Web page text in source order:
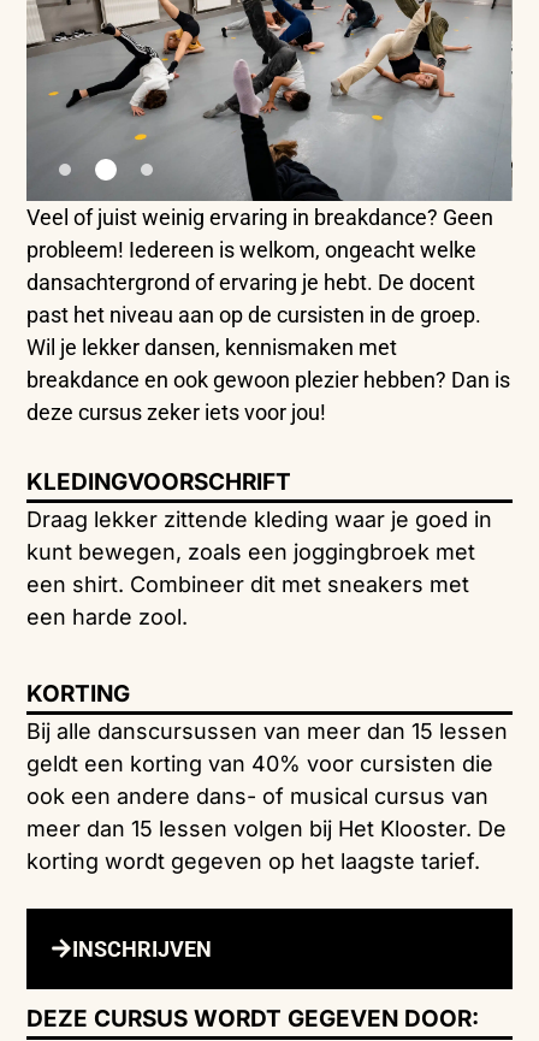
Veel of juist weinig ervaring in breakdance? Geen
probleem! Iedereen is welkom, ongeacht welke
dansachtergrond of ervaring je hebt. De docent
past het niveau aan op de cursisten in de groep.
Wil je lekker dansen, kennismaken met
breakdance en ook gewoon plezier hebben? Dan is
deze cursus zeker iets voor jou!
KLEDINGVOORSCHRIFT
Draag lekker zittende kleding waar je goed in
kunt bewegen, zoals een joggingbroek met
een shirt. Combineer dit met sneakers met
een harde zool.
KORTING
Bij alle danscursussen van meer dan 15 lessen
geldt een korting van 40% voor cursisten die
ook een andere dans- of musical cursus van
meer dan 15 lessen volgen bij Het Klooster. De
korting wordt gegeven op het laagste tarief.
INSCHRIJVEN
DEZE CURSUS WORDT GEGEVEN DOOR: